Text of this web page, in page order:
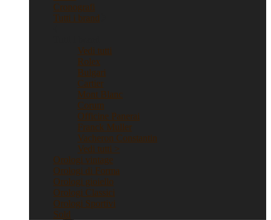
Cronografi
Tutti i brand
Vedi tutti
Rolex
Bulgari
Cartier
Mont Blanc
Corum
Officine Panerai
Franck Muller
Vacheron Constantin
Vedi tutti >
Orologi vintage
Orologi di Forma
Orologi gioiello
Orologi Classici
Orologi Sportivi
Sold